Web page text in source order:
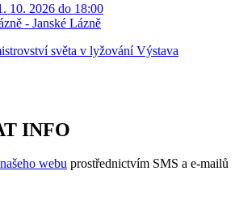
10. 2026 do 18:00
- Janské Lázně
světa v lyžování Výstava
INFO
webu prostřednictvím SMS a e-mailů